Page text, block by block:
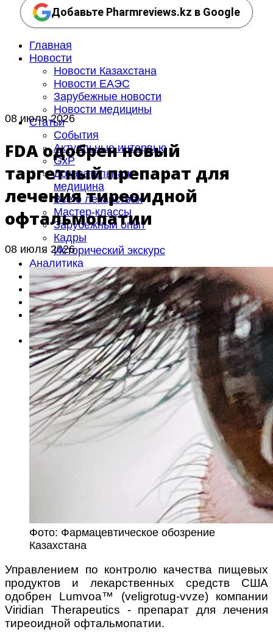
Добавьте Pharmreviews.kz в Google
Главная
Новости
Новости Казахстана
Новости ЕАЭС
Зарубежные новости
Новости медицины
Статьи
События
Актуальные интервью
GxP
Доказательная
медицина
Все о лекарствах
Мастер-классы
Зарубежный опыт
Кадры
Исторический экскурс
Аналитика
Анонсы
Документы
Литература
Объявления
Вакансии
Об издании
О редакции
Контакты
Подписка
08 июля 2026
FDA одобрен новый
таргетный препарат для
лечения тиреоидной
офтальмопатии
08 июля 2026
Фото: Фармацевтическое обозрение
Казахстана
Управлением по контролю качества пищевых
продуктов и лекарственных средств США
одобрен Lumvoa™ (veligrotug-vvze) компании
Viridian Therapeutics - препарат для лечения
тиреоидной офтальмопатии.